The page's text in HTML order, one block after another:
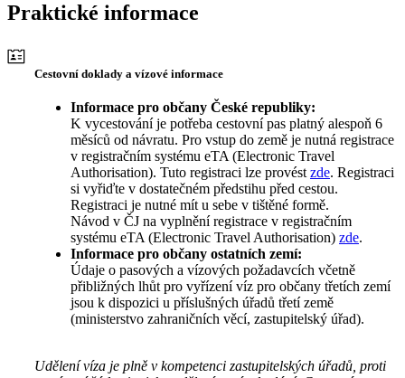
Praktické informace
Cestovní doklady a vízové informace
Informace pro občany České republiky:
K vycestování je potřeba cestovní pas platný alespoň 6
měsíců od návratu. Pro vstup do země je nutná registrace
v registračním systému eTA (Electronic Travel
Authorisation). Tuto registraci lze provést zde. Registraci
si vyřiďte v dostatečném předstihu před cestou.
Registraci je nutné mít u sebe v tištěné formě.
Návod v ČJ na vyplnění registrace v registračním
systému eTA (Electronic Travel Authorisation) zde.
Informace pro občany ostatních zemí:
Údaje o pasových a vízových požadavcích včetně
přibližných lhůt pro vyřízení víz pro občany třetích zemí
jsou k dispozici u příslušných úřadů třetí země
(ministerstvo zahraničních věcí, zastupitelský úřad).
Udělení víza je plně v kompetenci zastupitelských úřadů, proti